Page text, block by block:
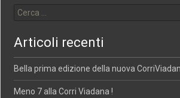
Articoli recenti
Bella prima edizione della nuova
Meno 7 alla Corri Viadana !